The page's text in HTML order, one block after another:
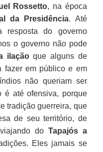
Rossetto, na época
da Presidência. Até
resposta do governo
o governo não pode
ilaçãoque alguns de
fazer em público e em
não queriam ser
é até ofensiva, porque
tradição guerreira, que
de seu território, de
do Tapajós a
Eles jamais se